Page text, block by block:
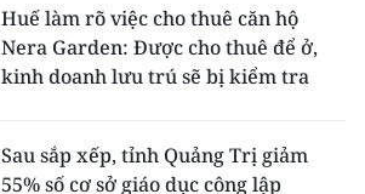
Huế làm rõ việc cho thuê căn hộ
Nera Garden: Được cho thuê để ở,
kinh doanh lưu trú sẽ bị kiểm tra
Sau sắp xếp, tỉnh Quảng Trị giảm
55% số cơ sở giáo dục công lập